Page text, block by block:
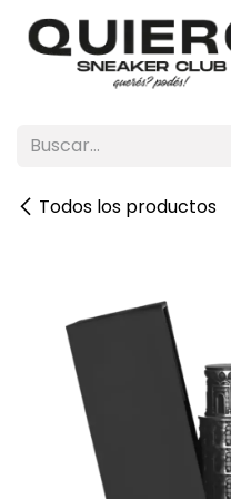
Ir al contenido
Todos los productos